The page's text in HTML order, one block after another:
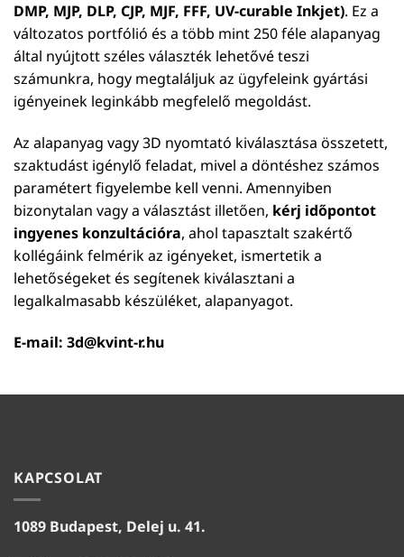
DMP, MJP, DLP, CJP, MJF, FFF, UV-curable Inkjet). Ez a
változatos portfólió és a több mint 250 féle alapanyag
által nyújtott széles választék lehetővé teszi
számunkra, hogy megtaláljuk az ügyfeleink gyártási
igényeinek leginkább megfelelő megoldást.
Az alapanyag vagy 3D nyomtató kiválasztása összetett,
szaktudást igénylő feladat, mivel a döntéshez számos
paramétert figyelembe kell venni. Amennyiben
bizonytalan vagy a választást illetően, kérj időpontot
ingyenes konzultációra, ahol tapasztalt szakértő
kollégáink felmérik az igényeket, ismertetik a
lehetőségeket és segítenek kiválasztani a
legalkalmasabb készüléket, alapanyagot.
E-mail: 3d@kvint-r.hu
KAPCSOLAT
1089 Budapest, Delej u. 41.